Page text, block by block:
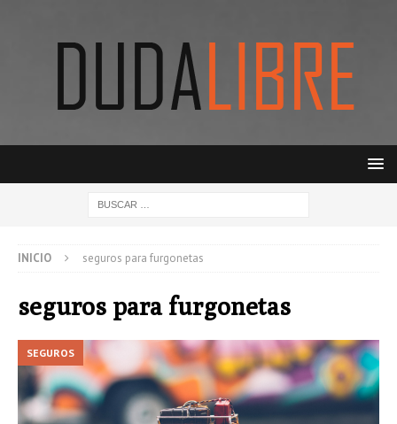
INICIO seguros para furgonetas
seguros para furgonetas
SEGUROS